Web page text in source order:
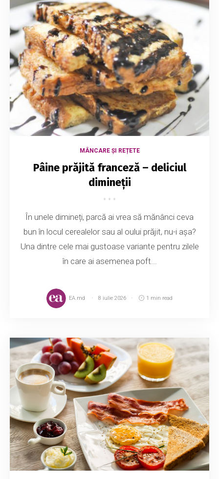
MÂNCARE ȘI REȚETE
Pâine prăjită franceză – deliciul
dimineții
În unele dimineți, parcă ai vrea să mănânci ceva
bun în locul cerealelor sau al oului prăjit, nu-i așa?
Una dintre cele mai gustoase variante pentru zilele
în care ai asemenea poft...
EA.md 8 iulie 2026 1 min read